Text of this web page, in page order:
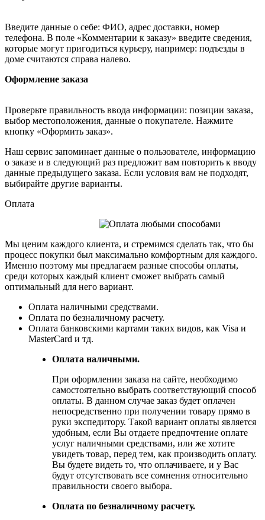
Введите данные о себе: ФИО, адрес доставки, номер
телефона. В поле «Комментарии к заказу» введите сведения,
которые могут пригодиться курьеру, например: подъезды в
доме считаются справа налево.
Оформление заказа
Проверьте правильность ввода информации: позиции заказа,
выбор местоположения, данные о покупателе. Нажмите
кнопку «Оформить заказ».
Наш сервис запоминает данные о пользователе, информацию
о заказе и в следующий раз предложит вам повторить к вводу
данные предыдущего заказа. Если условия вам не подходят,
выбирайте другие варианты.
Оплата
Мы ценим каждого клиента, и стремимся сделать так, что бы
процесс покупки был максимально комфортным для каждого.
Именно поэтому мы предлагаем разные способы оплаты,
среди которых каждый клиент сможет выбрать самый
оптимальный для него вариант.
Оплата наличными средствами.
Оплата по безналичному расчету.
Оплата банковскими картами таких видов, как Visa и
MasterCard и тд.
Оплата наличными.
При оформлении заказа на сайте, необходимо
самостоятельно выбрать соответствующий способ
оплаты. В данном случае заказ будет оплачен
непосредственно при получении товару прямо в
руки экспедитору. Такой вариант оплаты является
удобным, если Вы отдаете предпочтение оплате
услуг наличными средствами, или же хотите
увидеть товар, перед тем, как производить оплату.
Вы будете видеть то, что оплачиваете, и у Вас
будут отсутствовать все сомнения относительно
правильности своего выбора.
Оплата по безналичному расчету.